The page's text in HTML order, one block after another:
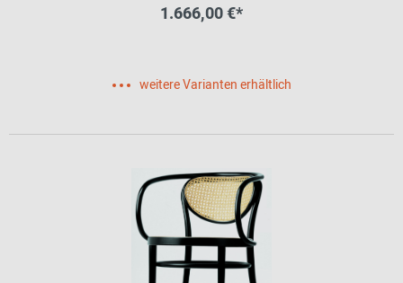
1.666,00 €*
weitere Varianten erhältlich